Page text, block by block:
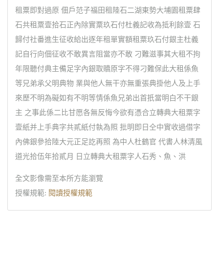
租粟即對過原 佃戶范子福田租陸石二湖東勢大埔園租粟肆
石共租粟壹拾石正內除實粟玖石付杜義記收為抵利餘壹 石
歸付社番進生征收給出逐年租單實額租粟玖石付銀主杜義
記自行向佃征收不敢異言阻當亦不敢 刁難滋事其大租不拘
年限聽付典主備足字內銀取贖原字不得刁難保此大租係魚
等兄弟承父明典物 業與他人無干亦無重張典掛他人及上手
來歷不明為礙如有不明等情係魚兄弟出首扺當明白不干銀
主 之事此係二比甘愿各無反悔今欲有憑合立轉典大租粟字
壹紙并上手典字共貳紙付執為照 批明即日仝中實收過借字
內佛銀參拾陸大元正足訖再照 為中人杜鶴官 代書人林清風
道光拾伍年拾貳月 日立轉典大租粟字人石秀、魚、洪
全文影像需至本所方能瀏覽
授權規範: 閱讀授權規範